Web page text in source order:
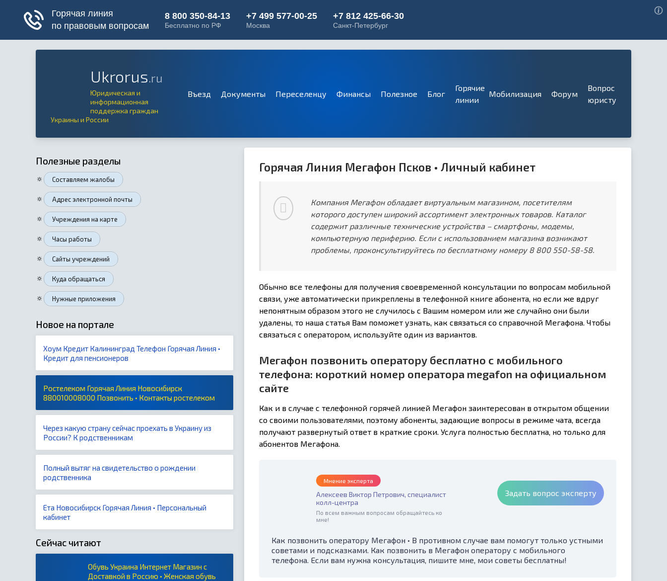
Ukrorus.ru
Юридическая и
информационная
поддержка граждан
Украины и России
Въезд Документы Переселенцу Финансы Полезное Блог
Горячие
линии
Мобилизация Форум
Вопрос
юристу
Горячая Линия Мегафон Псков • Личный кабинет
Компания Мегафон обладает виртуальным магазином, посетителям
которого доступен широкий ассортимент электронных товаров. Каталог
содержит различные технические устройства – смартфоны, модемы,
компьютерную периферию. Если с использованием магазина возникают
проблемы, проконсультируйтесь по бесплатному номеру 8 800 550-58-58.
Обычно все телефоны для получения своевременной консультации по вопросам мобильной
связи, уже автоматически прикреплены в телефонной книге абонента, но если же вдруг
непонятным образом этого не случилось с Вашим номером или же случайно они были
удалены, то наша статья Вам поможет узнать, как связаться со справочной Мегафона. Чтобы
связаться с оператором, используйте один из вариантов.
Мегафон позвонить оператору бесплатно с мобильного
телефона: короткий номер оператора megafon на официальном
сайте
Как и в случае с телефонной горячей линией Мегафон заинтересован в открытом общении
со своими пользователями, поэтому абоненты, задающие вопросы в режиме чата, всегда
получают развернутый ответ в краткие сроки. Услуга полностью бесплатна, но только для
абонентов Мегафона.
Мнение эксперта
Алексеев Виктор Петрович, специалист
колл-центра
По всем важным вопросам обращайтесь ко
мне!
Задать вопрос эксперту
Как позвонить оператору Мегафон • В противном случае вам помогут только устными
советами и подсказками. Как позвонить в Мегафон оператору с мобильного
телефона. Если вам нужна консультация, пишите мне, мои советы бесплатны!
Полезные разделы
🔅 Составляем жалобы
🔅 Адрес электронной почты
🔅 Учреждения на карте
🔅 Часы работы
🔅 Сайты учреждений
🔅 Куда обращаться
🔅 Нужные приложения
Новое на портале
Хоум Кредит Калининград Телефон Горячая Линия •
Кредит для пенсионеров
Ростелеком Горячая Линия Новосибирск
880010008000 Позвонить • Контакты ростелеком
Через какую страну сейчас проехать в Украину из
России? К родственникам
Полный вытяг на свидетельство о рождении
родственника
Ета Новосибирск Горячая Линия • Персональный
кабинет
Сейчас читают
Обувь Украина Интернет Магазин с
Доставкой в Россию • Женская обувь